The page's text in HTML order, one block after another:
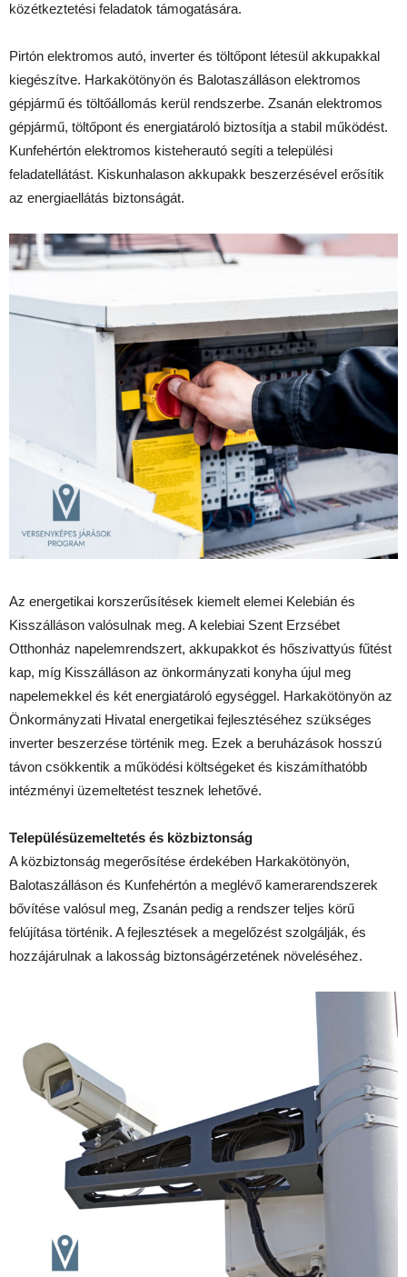
közétkeztetési feladatok támogatására.
Pirtón elektromos autó, inverter és töltőpont létesül akkupakkal
kiegészítve. Harkakötönyön és Balotaszálláson elektromos
gépjármű és töltőállomás kerül rendszerbe. Zsanán elektromos
gépjármű, töltőpont és energiatároló biztosítja a stabil működést.
Kunfehértón elektromos kisteherautó segíti a települési
feladatellátást. Kiskunhalason akkupakk beszerzésével erősítik
az energiaellátás biztonságát.
Az energetikai korszerűsítések kiemelt elemei Kelebián és
Kisszálláson valósulnak meg. A kelebiai Szent Erzsébet
Otthonház napelemrendszert, akkupakkot és hőszivattyús fűtést
kap, míg Kisszálláson az önkormányzati konyha újul meg
napelemekkel és két energiatároló egységgel. Harkakötönyön az
Önkormányzati Hivatal energetikai fejlesztéséhez szükséges
inverter beszerzése történik meg. Ezek a beruházások hosszú
távon csökkentik a működési költségeket és kiszámíthatóbb
intézményi üzemeltetést tesznek lehetővé.
Településüzemeltetés és közbiztonság
A közbiztonság megerősítése érdekében Harkakötönyön,
Balotaszálláson és Kunfehértón a meglévő kamerarendszerek
bővítése valósul meg, Zsanán pedig a rendszer teljes körű
felújítása történik. A fejlesztések a megelőzést szolgálják, és
hozzájárulnak a lakosság biztonságérzetének növeléséhez.